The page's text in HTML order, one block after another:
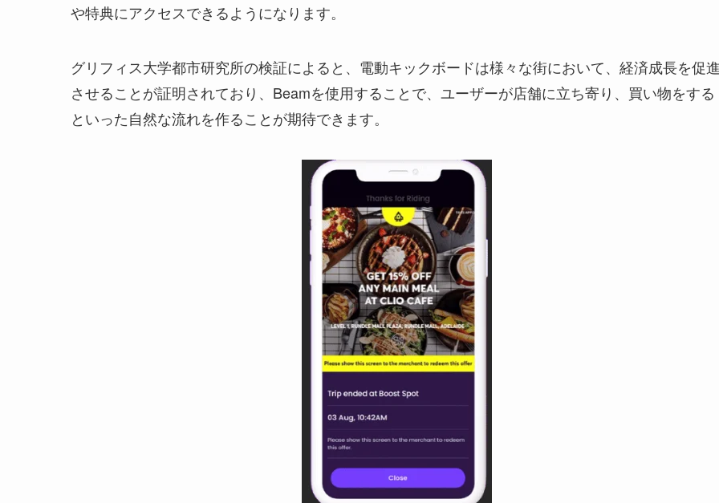
や特典にアクセスできるようになります。
グリフィス大学都市研究所の検証によると、電動キックボードは様々な街において、経済成長を促
させることが証明されており、Beamを使用することで、ユーザーが店舗に立ち寄り、買い物をする
といった自然な流れを作ることが期待できます。